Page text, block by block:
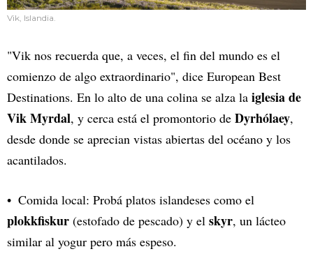
Vik, Islandia.
"Vik nos recuerda que, a veces, el fin del mundo es el
comienzo de algo extraordinario", dice European Best
Destinations. En lo alto de una colina se alza la iglesia de
Vik Myrdal, y cerca está el promontorio de Dyrhólaey,
desde donde se aprecian vistas abiertas del océano y los
acantilados.
Comida local: Probá platos islandeses como el
plokkfiskur (estofado de pescado) y el skyr, un lácteo
similar al yogur pero más espeso.